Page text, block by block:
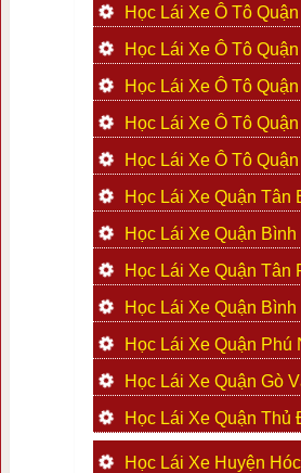
Học Lái Xe Ô Tô
Học Lái Xe Ô Tô
Học Lái Xe Ô Tô
Học Lái Xe Ô Tô Quận
Học Lái Xe Ô Tô
Học Lái Xe Quận Tân
Học Lái Xe Quận Bình
Học Lái Xe Quận Tân
Học Lái Xe Quận Bình
Học Lái Xe Quận Phú
Học Lái Xe Quận Gò
Học Lái Xe Quận Thủ
Học Lái Xe Huyện